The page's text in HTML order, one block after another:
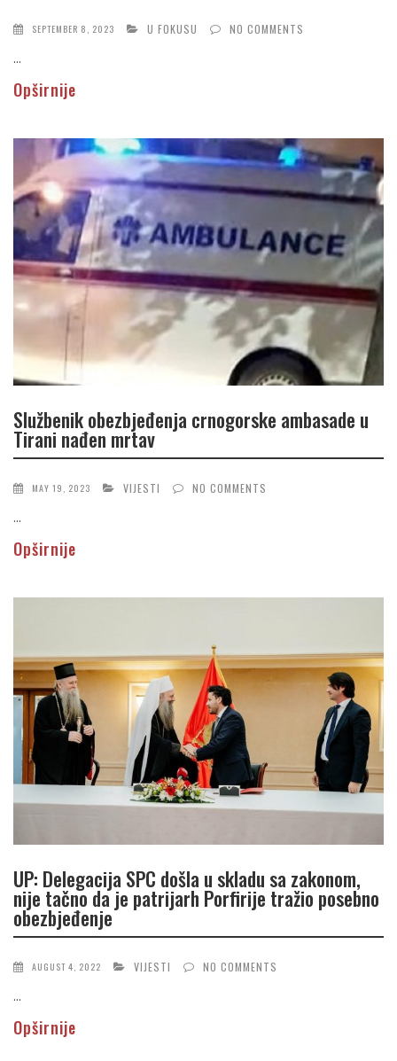
SEPTEMBER 8, 2023 U FOKUSU NO COMMENTS
...
Opširnije
Službenik obezbjeđenja crnogorske ambasade u
Tirani nađen mrtav
MAY 19, 2023 VIJESTI NO COMMENTS
...
Opširnije
UP: Delegacija SPC došla u skladu sa zakonom,
nije tačno da je patrijarh Porfirije tražio posebno
obezbjeđenje
AUGUST 4, 2022 VIJESTI NO COMMENTS
...
Opširnije